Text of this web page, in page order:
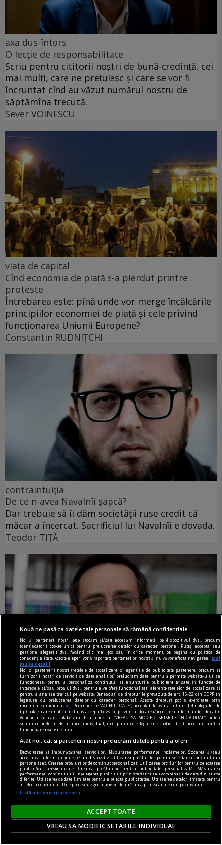
axa dus-întors
O lecție de responsabilitate
Scriu pentru cititorii noștri de bună-credință, cei
mai mulți, care ne prețuiesc și care se vor fi
încruntat cînd au văzut numărul nostru de
săptămîna trecută.
Sever VOINESCU
viața de capital
Cînd economia de piață s-a pierdut printre
proteste
Întrebarea este: pînă unde vor merge încălcările
principiilor economiei de piață și cele privind
funcționarea Uniunii Europene?
Constantin RUDNIŢCHI
contraintuiția
De ce n-avea Navalnîi șapcă?
Dar trebuie să îi dăm societății ruse credit că
măcar a încercat. Sacrificiul lui Navalnîi e dovada.
Teodor TIŢĂ
la răscruce de gînduri
Succesiunea
Nici Europa nu stă grozav înaintea unor alegeri
care pot să împingă în parlamentele europene
diferiți demagogi cu promisiuni maximale și
capacități mediocre.
Andrei CORNEA
Nouă ne pasă ca datele tale personale să rămână confidențiale
Noi și partenerii noștri606 stocăm și/sau accesăm informații pe dispozitivul dvs., precum
identificatorii cookie unici pentru prelucrarea datelor cu caracter personal. Puteți accepta sau
gestiona alegerile dvs. făcând clic mai jos sau în orice moment, pe pagina cu politica de
confidențialitate. Aceste alegeri vor fi raportate partenerilor noștri și nu vă vor afecta navigarea.
Mai
multe detalii
Noi si partenerii nostri (retelele de socializare si agentiile de publicitate partenere, precum si
furnizorii nostri de servicii de date analitice) prelucram date pentru a permite website-ului sa
functioneze, pentru a personaliza continutul si anunturile publicitare afisate in functie de
interesele si/sau profilul dvs., pentru a va oferi functionalitati aferente retelelor de socializare si
pentru a analiza traficul pe website. Beneficiati de drepturile prevazute de art. 15-22 din GDPR in
legatura cu prelucrarea datelor cu caracter personal. Aceste drepturi pot fi exercitate prin
modalitatea indicataaici
. Prin click pe “ACCEPT TOATE”, acceptati folosirea tuturor Tehnologiilor de
tip Cookie, care implica inclusiv acceptul dvs. cu privire la stocarea/accesarea informatiilor de catre
Vendor-ii cu care colaboram. Prin click pe “VREAU SA MODIFIC SETARILE INDIVIDUAL” puteti
schimba preferintele in mod individual, mai putin cele legate de cookie strict necesare pentru
functionarea website-ului.
Atât noi, cât și partenerii noștri prelucrăm datele pentru a oferi:
Dezvoltarea și îmbunătățirea serviciilor. Măsurarea performanței reclamelor. Stocarea și/sau
accesarea informațiilor de pe un dispozitiv. Utilizarea profilurilor pentru selectarea conținutului
personalizat. Crearea profilurilor de conținut personalizat. Utilizarea profilurilor pentru selectarea
publicității personalizate. Crearea profilurilor pentru publicitate personalizată. Măsurarea
performanței conținutului. Înțelegerea publicului prin statistici sau combinații de date din surse
diferite. Utilizarea de date limitate pentru a selecta publicitatea. Utilizarea datelor limitate pentru
a selecta conținutul. Date precise de geolocație și identificarea prin scanarea dispozitivului.
Listă parteneri (furnizori)
ACCEPT TOATE
VREAU SA MODIFIC SETARILE INDIVIDUAL